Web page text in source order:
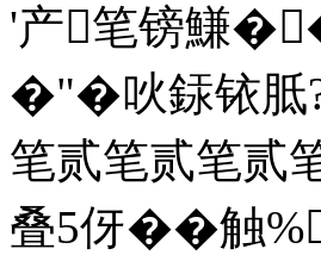
'产笔镑鰜
�"�吙銾铱胝
笔贰笔贰笔
叠5伢��触